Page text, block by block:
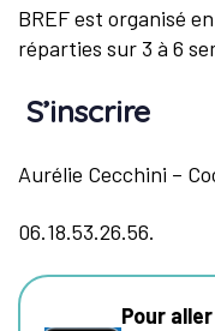
BREF est organisé
réparties sur 3 à 6
S’inscrire
Aurélie Cecchini –
06.18.53.26.56.
Pour